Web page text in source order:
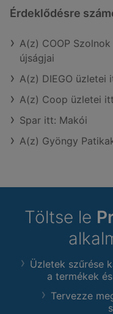
Érdeklődésre
A(z) COOP
újságjai
A(z) DIEGO üzletei
A(z) Coop üzletei
Spar itt: Makói
A(z) Gyöngy
Töltse le
Üzletek szűrése
a termékek
Tervezze